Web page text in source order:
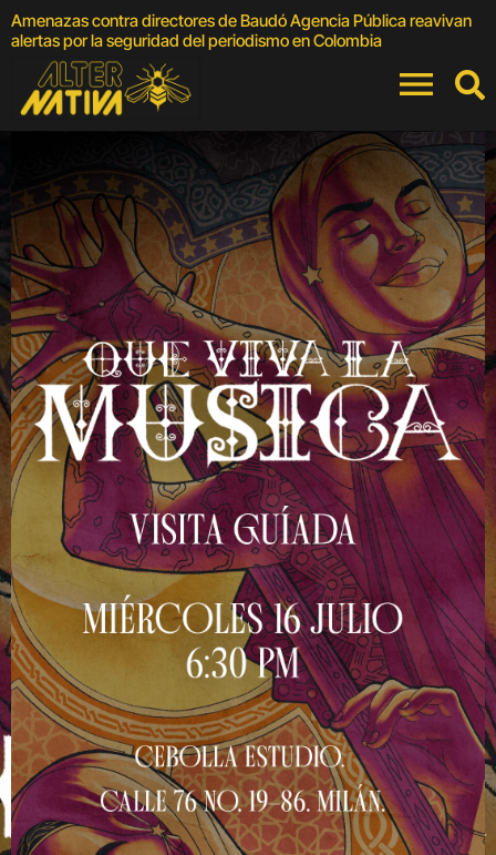
Amenazas contra directores de Baudó Agencia Pública reavivan
alertas por la seguridad del periodismo en Colombia